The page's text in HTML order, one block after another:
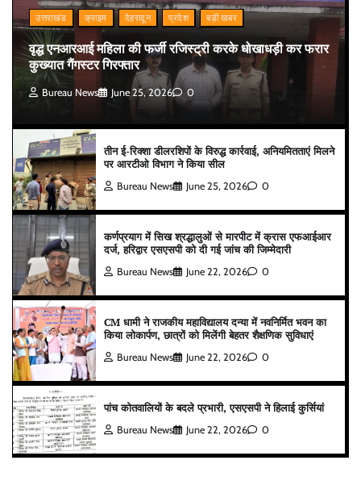
उत्तराखंड क्राइम देहरादून प्रदेश बड़ी खबर
वृद्ध एनआरआई महिला की फर्जी रजिस्ट्री करके धोखाधड़ी कर फरार
कुख्यात गैंगस्टर गिरफ्तार
Bureau News June 25, 2026 0
तीन ई-रिक्शा डीलरशिपों के विरुद्ध कार्रवाई, अनियमितताएं मिलने
पर आरटीओ विभाग ने किया सील
Bureau News June 25, 2026 0
कर्णप्रयाग में सिख श्रद्धालुओं से मारपीट में क्रास एफआईआर
दर्ज, हरिद्वार एसएसपी को दी गई जांच की जिम्मेदारी
Bureau News June 22, 2026 0
CM धामी ने राजकीय महाविद्यालय दन्या में नवनिर्मित भवन का
किया लोकार्पण, छात्रों को मिलेंगी बेहतर शैक्षणिक सुविधाएं
Bureau News June 22, 2026 0
पांच कोतवालियों के बदले प्रभारी, एसएसपी ने हिलाई कुर्सियां
Bureau News June 22, 2026 0